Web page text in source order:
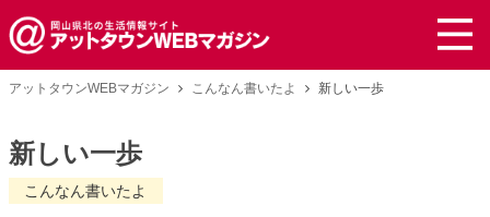
アットタウンWEBマガジン こんなん書いたよ 新しい一歩
新しい一歩
こんなん書いたよ